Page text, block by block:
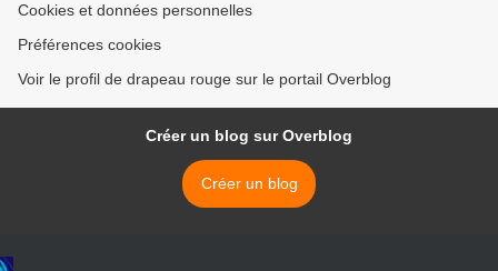
Cookies et données personnelles
Préférences cookies
Voir le profil de drapeau rouge sur le portail Overblog
Créer un blog sur Overblog
Créer un blog